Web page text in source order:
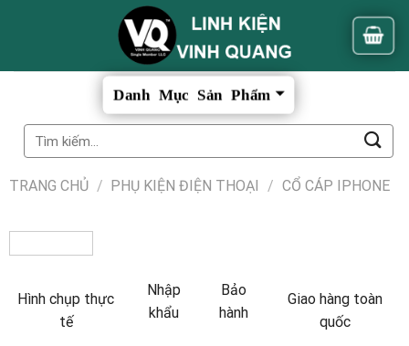
Tìm
kiếm:
TRANG CHỦ / PHỤ KIỆN ĐIỆN THOẠI / CỔ CÁP IPHONE
Hình chụp thực
tế
Nhập
khẩu
Bảo
hành
Giao hàng toàn
quốc